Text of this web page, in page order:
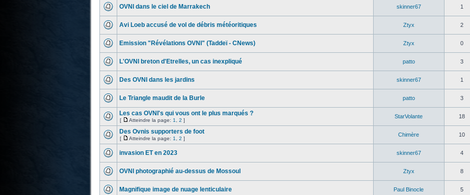
OVNI dans le ciel de Marrakech skinner67 1
Avi Loeb accusé de vol de débris météoritiques Ztyx 2
Emission "Révélations OVNI" (Taddeï - CNews) Ztyx 0
L'OVNI breton d'Etrelles, un cas inexpliqué patto 3
Des OVNI dans les jardins skinner67 1
Le Triangle maudit de la Burle patto 3
Les cas OVNI's qui vous ont le plus marqués ?
[ Atteindre la page: 1 2 ]
StarVolante 18
Des Ovnis supporters de foot
[ Atteindre la page: 1 2 ]
Chimère 10
invasion ET en 2023 skinner67 4
OVNI photographié au-dessus de Mossoul Ztyx 8
Magnifique image de nuage lenticulaire Paul Binocle 5